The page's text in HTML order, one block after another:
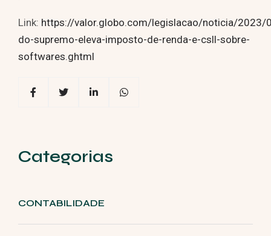
Link: https://valor.globo.com/legislacao/noticia/2023/
do-supremo-eleva-imposto-de-renda-e-csll-sobre-
softwares.ghtml
Categorias
CONTABILIDADE